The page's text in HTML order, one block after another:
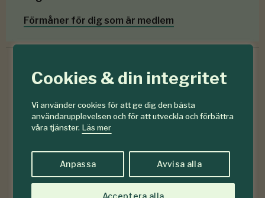
Cookies & din integritet
Vi använder cookies för att ge dig den bästa
användarupplevelsen och för att utveckla och förbättra
våra tjänster. Läs mer
Anpassa Avvisa alla
Acceptera alla
Förmåner för dig som är medlem
#6-7
2026